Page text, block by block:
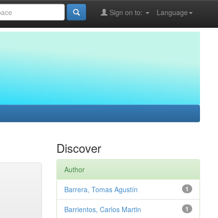
Language
Sign on to:
Discover
Author
1
Barrera, Tomas Agustín
1
Barrientos, Carlos Martin